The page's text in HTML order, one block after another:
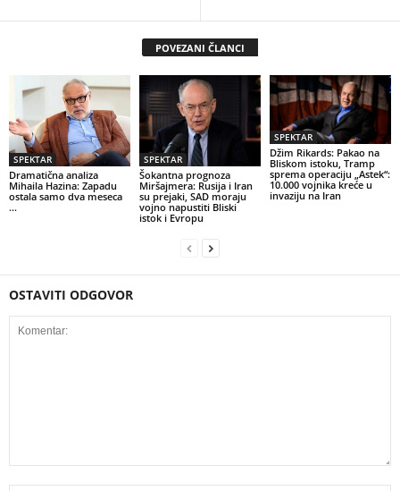
POVEZANI ČLANCI
SPEKTAR
Dramatična analiza
Mihaila Hazina: Zapadu
ostala samo dva meseca
…
SPEKTAR
Šokantna prognoza
Miršajmera: Rusija i Iran
su prejaki, SAD moraju
vojno napustiti Bliski
istok i Evropu
SPEKTAR
Džim Rikards: Pakao na
Bliskom istoku, Tramp
sprema operaciju „Astek“:
10.000 vojnika kreće u
invaziju na Iran
OSTAVITI ODGOVOR